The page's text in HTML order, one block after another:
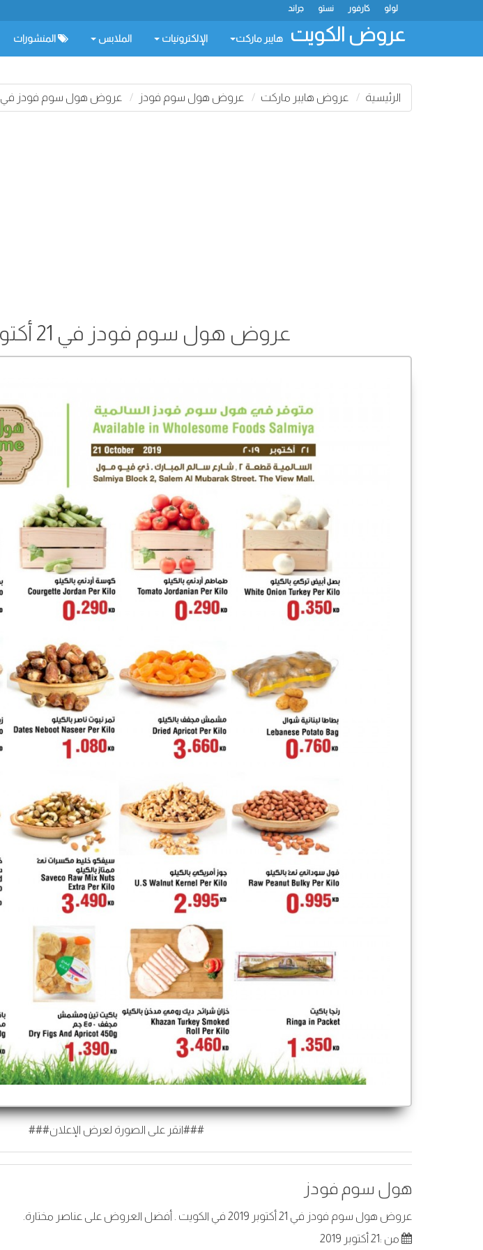
جراند نستو كارفور لولو
عروض الكويت هايبر ماركت الإلكترونيات الملابس المنشورات
الرئيسية عروض هايبر ماركت عروض هول سوم فودز عروض هول سوم فودز في 21 أكتوبر 2019
عروض هول سوم فودز في 21 أكتوبر 2019
###انقر على الصورة لعرض الإعلان###
هول سوم فودز
عروض هول سوم فودز في 21 أكتوبر 2019 في الكويت . أفضل العروض على عناصر مختارة.
من :21 أكتوبر 2019